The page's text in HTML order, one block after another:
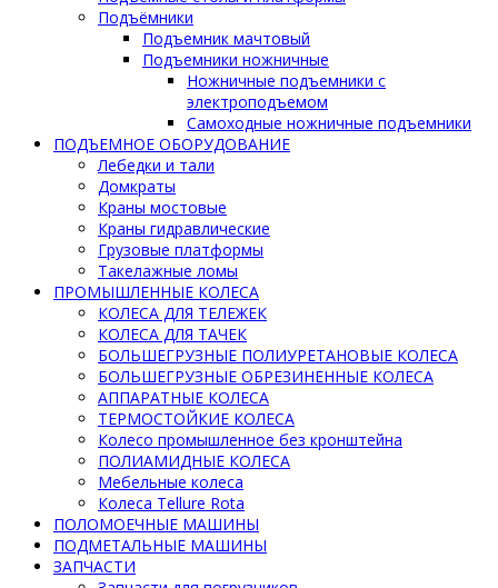
Подъёмники
Подъемник мачтовый
Подъемники ножничные
Ножничные подъемники с
электроподъемом
Самоходные ножничные подъемники
ПОДЪЕМНОЕ ОБОРУДОВАНИЕ
Лебедки и тали
Домкраты
Краны мостовые
Краны гидравлические
Грузовые платформы
Такелажные ломы
ПРОМЫШЛЕННЫЕ КОЛЕСА
КОЛЕСА ДЛЯ ТЕЛЕЖЕК
КОЛЕСА ДЛЯ ТАЧЕК
БОЛЬШЕГРУЗНЫЕ ПОЛИУРЕТАНОВЫЕ КОЛЕСА
БОЛЬШЕГРУЗНЫЕ ОБРЕЗИНЕННЫЕ КОЛЕСА
АППАРАТНЫЕ КОЛЕСА
ТЕРМОСТОЙКИЕ КОЛЕСА
Колесо промышленное без кронштейна
ПОЛИАМИДНЫЕ КОЛЕСА
Мебельные колеса
Колеса Tellure Rota
ПОЛОМОЕЧНЫЕ МАШИНЫ
ПОДМЕТАЛЬНЫЕ МАШИНЫ
ЗАПЧАСТИ